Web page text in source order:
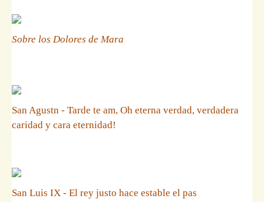
Sobre los Dolores de Mara
San Agustn - Tarde te am, Oh eterna verdad, verdadera
caridad y cara eternidad!
San Luis IX - El rey justo hace estable el pas